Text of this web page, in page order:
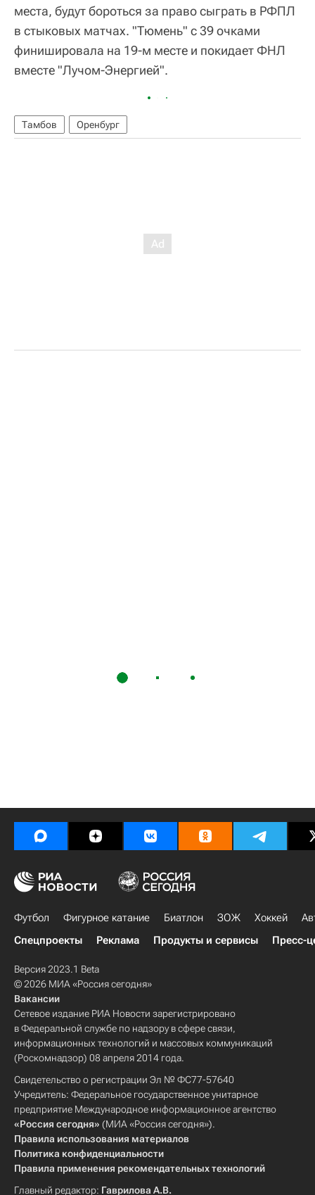
места, будут бороться за право сыграть в РФПЛ
в стыковых матчах. "Тюмень" с 39 очками
финишировала на 19-м месте и покидает ФНЛ
вместе "Лучом-Энергией".
Тамбов Оренбург
Футбол Фигурное катание Биатлон ЗОЖ Хоккей
Спецпроекты
Реклама Продукты и сервисы Пресс-
Версия 2023.1 Beta
© 2026 МИА «Россия сегодня»
Вакансии
Сетевое издание РИА Новости зарегистрировано
в Федеральной службе по надзору в сфере связи,
информационных технологий и массовых коммуникаций
(Роскомнадзор) 08 апреля 2014 года.
Свидетельство о регистрации Эл № ФС77-57640
Учредитель: Федеральное государственное унитарное
предприятие Международное информационное агентство
«Россия сегодня» (МИА «Россия сегодня»).
Правила использования материалов
Политика конфиденциальности
Правила применения рекомендательных технологий
Главный редактор: Гаврилова А.В.